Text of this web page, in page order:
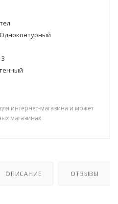
Одноконтурный
3
интернет-магазина и может
магазинах
ОПИСАНИЕ ОТЗЫВЫ